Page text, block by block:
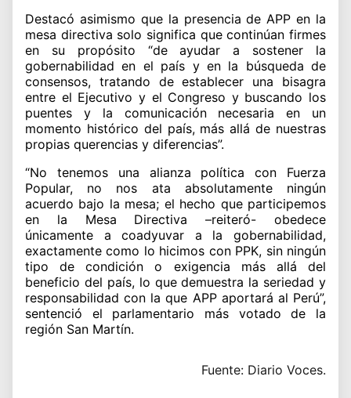
Destacó asimismo que la presencia de APP en la
mesa directiva solo significa que continúan firmes
en su propósito “de ayudar a sostener la
gobernabilidad en el país y en la búsqueda de
consensos, tratando de establecer una bisagra
entre el Ejecutivo y el Congreso y buscando los
puentes y la comunicación necesaria en un
momento histórico del país, más allá de nuestras
propias querencias y diferencias”.
“No tenemos una alianza política con Fuerza
Popular, no nos ata absolutamente ningún
acuerdo bajo la mesa; el hecho que participemos
en la Mesa Directiva –reiteró- obedece
únicamente a coadyuvar a la gobernabilidad,
exactamente como lo hicimos con PPK, sin ningún
tipo de condición o exigencia más allá del
beneficio del país, lo que demuestra la seriedad y
responsabilidad con la que APP aportará al Perú”,
sentenció el parlamentario más votado de la
región San Martín.
Fuente: Diario Voces.